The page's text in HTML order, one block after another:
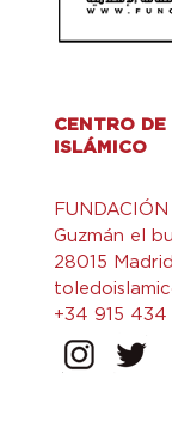
CENTRO
ISLÁMICO
Guzmán el
28015 Madrid
+34 915 434